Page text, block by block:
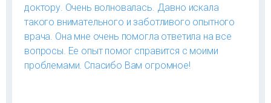
доктору. Очень волновалась. Давно искала
такого внимательного и заботливого опытного
врача. Она мне очень помогла ответила на все
вопросы. Ее опыт помог справится с моими
проблемами. Спасибо Вам огромное!